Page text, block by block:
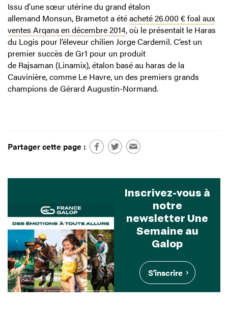
Issu d’une sœur utérine du grand étalon
allemand Monsun, Brametot a étéacheté 26.000 € foal aux
ventes Arqana en décembre 2014, où le présentait le Haras
du Logis pour l’éleveur chilien Jorge Cardemil. C’est un
premier succès de Gr1 pour un produit
de Rajsaman (Linamix), étalon basé au haras de la
Cauvinière, comme Le Havre, un des premiers grands
champions de Gérard Augustin-Normand.
Partager cette page :
Inscrivez-vous à
notre
newsletter Une
Semaine au
Galop
S'inscrire